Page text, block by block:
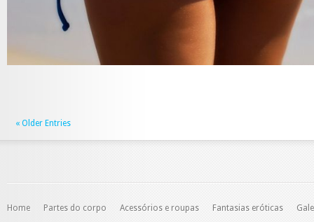
« Older Entries
Home Partes do corpo Acessórios e roupas Fantasias eróticas